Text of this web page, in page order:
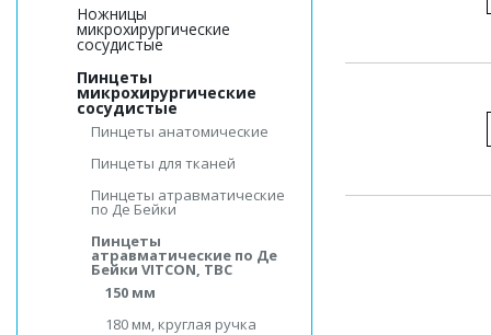
Ножницы
микрохирургические
сосудистые
Пинцеты
микрохирургические
сосудистые
Пинцеты анатомические
Пинцеты для тканей
Пинцеты атравматические
по Де Бейки
Пинцеты
атравматические по Де
Бейки VITCON, ТВС
150 мм
180 мм, круглая ручка